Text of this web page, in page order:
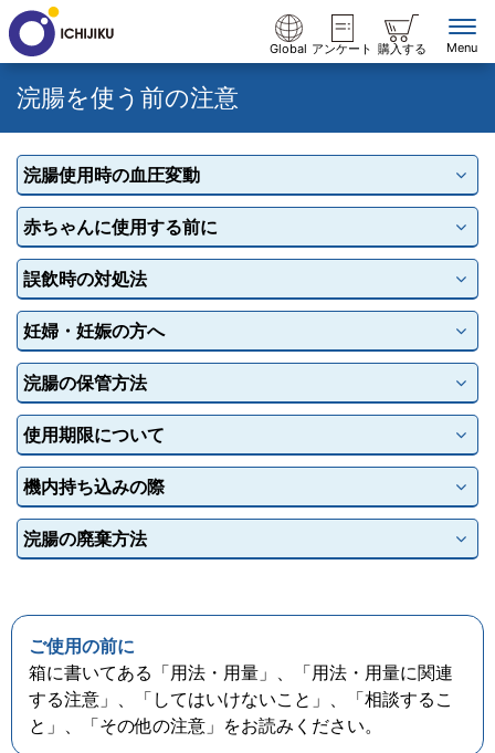
Global アンケート 購入する Menu
浣腸を使う前の注意
浣腸使用時の血圧変動
赤ちゃんに使用する前に
誤飲時の対処法
妊婦・妊娠の方へ
浣腸の保管方法
使用期限について
機内持ち込みの際
浣腸の廃棄方法
ご使用の前に
箱に書いてある「用法・用量」、「用法・用量に関連
する注意」、「してはいけないこと」、「相談するこ
と」、「その他の注意」をお読みください。